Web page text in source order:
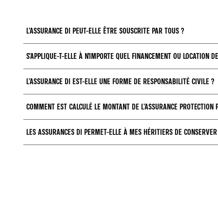
L’ASSURANCE DI PEUT-ELLE ÊTRE SOUSCRITE PAR TOUS ?
Toute personne optant pour un financement est éligible aux garanties DI
S’APPLIQUE-T-ELLE À N’IMPORTE QUEL FINANCEMENT OU LOCATION
Les assurances de financement peuvent s’intégrer aussi bien à vos
financement ou la location de votre Alpine. L’assurance Décès Invalidité
L’ASSURANCE DI EST-ELLE UNE FORME DE RESPONSABILITÉ CIVILE ?
Non, elle se rapporte à votre contrat de financement (crédit auto) ou de
COMMENT EST CALCULÉ LE MONTANT DE L’ASSURANCE PROTECTION
Le montant de l’assurance DI dépend de la somme que vous avez
LES ASSURANCES DI PERMET-ELLE À MES HÉRITIERS DE
L’assurance DI permet à vos héritiers de bénéficier du véhicule Alpine